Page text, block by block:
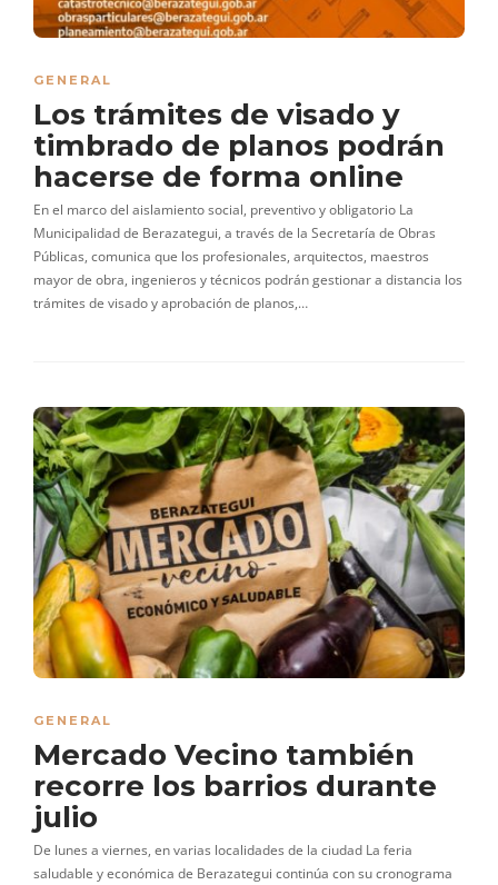
GENERAL
Los trámites de visado y
timbrado de planos podrán
hacerse de forma online
En el marco del aislamiento social, preventivo y obligatorio La
Municipalidad de Berazategui, a través de la Secretaría de Obras
Públicas, comunica que los profesionales, arquitectos, maestros
mayor de obra, ingenieros y técnicos podrán gestionar a distancia los
trámites de visado y aprobación de planos,…
GENERAL
Mercado Vecino también
recorre los barrios durante
julio
De lunes a viernes, en varias localidades de la ciudad La feria
saludable y económica de Berazategui continúa con su cronograma